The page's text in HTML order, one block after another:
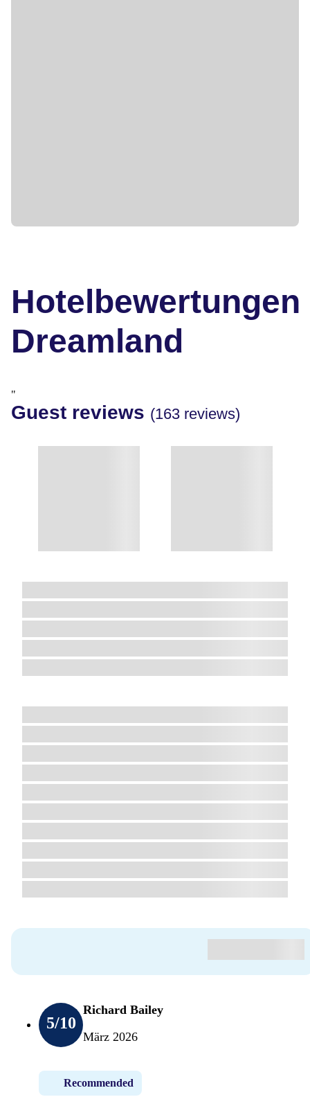
Hotelbewertungen
Dreamland
"
Guest reviews (163 reviews)
5/10
Richard Bailey
März 2026
Recommended